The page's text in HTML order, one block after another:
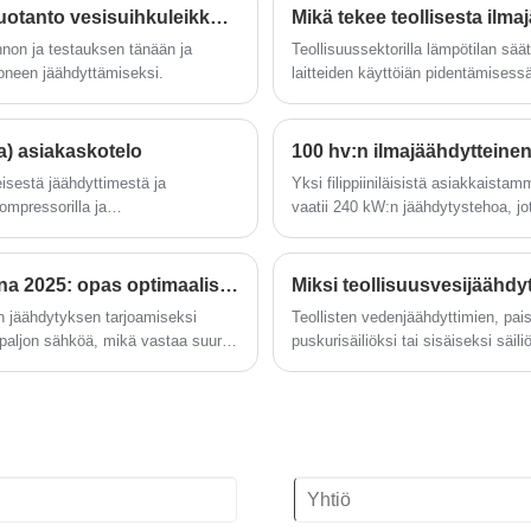
puhalluskoneisiin voivat jäähtyä 5 ~ 25
℃. Tavalliset elokuvien puhaltavat
jäähdyttimet ovat saatavana nopeaan
toimitukseen, ja tarjoamme erinomaista
myynnin jälkeistä teknistä tukea
varmistaaksemme, että järjestelmäsi
Odotamme innolla tulemistasi pitkän
aikavälin teollisuuskannettavaan
elokuvasi, joka puhaltaa jäähdyttimien
toimittajan Kiinassa.
budjetteja ja ominaisuuksia, jotka
voidaan räätälöidä asiakkaiden
tarpeiden mukaan. Vesijäähdytteinen
glykolijäähdytin voi olla -40 ℃ - 2 ℃
veden lämpötila-alueella, jäähdytysteho
1KW - 1000KW, jota käytetään laajalti
viinitilalla, panimossa, tislaamossa,
käymisjäähdytysprosessissa. Jos aiot
ostaa jäätymisen estävän, jäähdytetyn
ympäristöystävällisen
glykolivesijäähdyttimen valmistajan
Kiinasta? Jos etsit luotettavaa,
glykolivesijäähdytintä sovellukseesi
tukemaan liiketoimintaasi? Ota yhteyttä,
odotamme innolla tulevaa pitkäaikaiseksi
20 HP:n ilmajäähdytteinen jäähdytin viimeistelytuotanto vesisuihkuleikkauskoneeseen
ja testauksen tänään ja
jäähdyttämiseksi.
Teollisuussektorilla lämpötilan
laitteiden käyttöiän
muovi-, elektroniikka-, elintarvike-
jäähdytystehon ilman ulkoista
rajallista tai kallista.
asiakaskotelo
jäähdyttimestä ja
ja
ja niin edelleen.
Yksi filippiiniläisistä
vaatii 240 kW:n jäähdytystehoa,
jäähdyttimen toimituksen Manilan
Jäähdyttimesi käyttäminen tehokkaammin vuonna 2025: opas optimaaliseen suorituskykyyn
jäähdytyksen tarjoamiseksi
sähköä, mikä vastaa suuren
Miksi
Teollisten vedenjäähdyttimien,
puskurisäiliöksi tai sisäiseksi